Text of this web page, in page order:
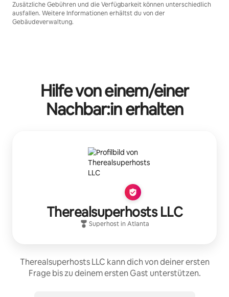
Zusätzliche Gebühren und die Verfügbarkeit können unterschiedlich
ausfallen. Weitere Informationen erhältst du von der
Gebäudeverwaltung.
Hilfe von einem/einer
Nachbar:in erhalten
Therealsuperhosts LLC
Superhostin Atlanta
Therealsuperhosts LLC kann dich von deiner ersten
Frage bis zu deinem ersten Gast unterstützen.